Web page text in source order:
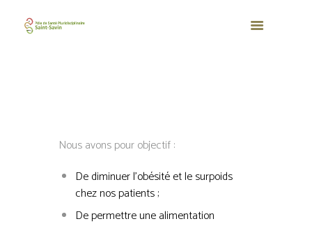
Nous avons pour objectif :
De diminuer l’obésité et le surpoids
chez nos patients ;
De permettre une alimentation